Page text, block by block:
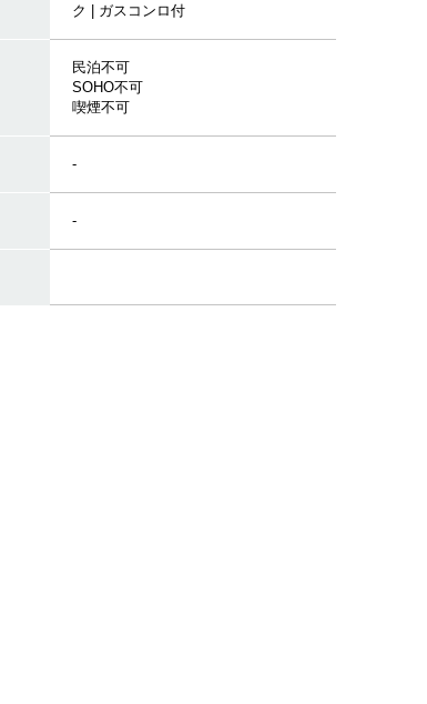
ク | ガスコンロ付
民泊不可
SOHO不可
喫煙不可
-
-